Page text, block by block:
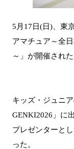
5月17日(日)、東
アマチュア～全
～」が開催された
キッズ・ジュニ
GENKI2026」に
プレゼンターと
った。